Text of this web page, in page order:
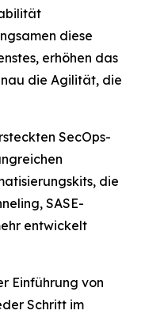
diese
erhöhen das
die Agilität, die
SecOps-
die
SASE-
entwickelt
Einführung von
Schritt im